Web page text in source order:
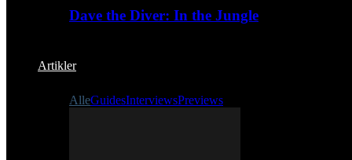
Dave the Diver: In the Jungle
Artikler
AlleGuidesInterviewsPreviews